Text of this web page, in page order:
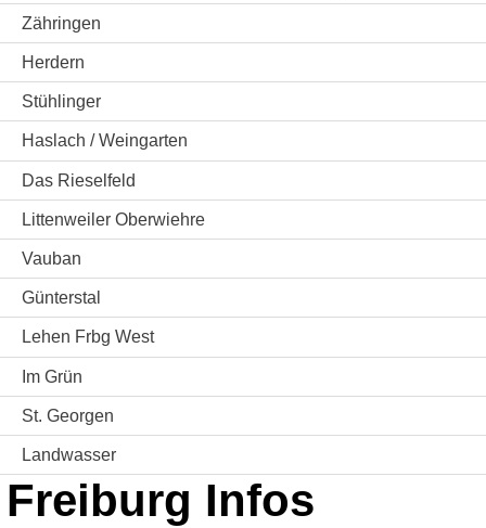
Zähringen
Herdern
Stühlinger
Haslach / Weingarten
Das Rieselfeld
Littenweiler Oberwiehre
Vauban
Günterstal
Lehen Frbg West
Im Grün
St. Georgen
Landwasser
Freiburg Infos